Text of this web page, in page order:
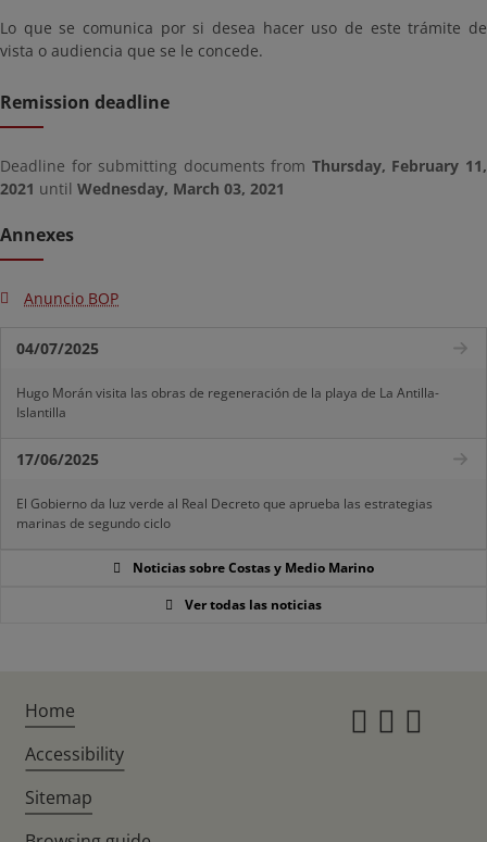
Lo que se comunica por si desea hacer uso de este trámite de
vista o audiencia que se le concede.
Remission deadline
Deadline for submitting documents from Thursday, February 11,
2021 until Wednesday, March 03, 2021
Annexes
Anuncio BOP
04/07/2025
Hugo Morán visita las obras de regeneración de la playa de La Antilla-
Islantilla
17/06/2025
El Gobierno da luz verde al Real Decreto que aprueba las estrategias
marinas de segundo ciclo
Noticias sobre Costas y Medio Marino
Ver todas las noticias
Home
Accessibility
Sitemap